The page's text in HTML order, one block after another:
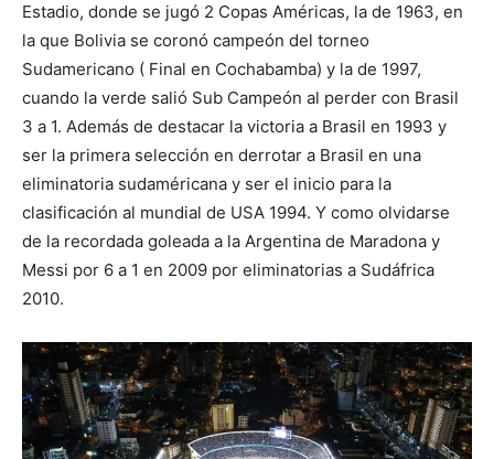
Estadio, donde se jugó 2 Copas Américas, la de 1963, en
la que Bolivia se coronó campeón del torneo
Sudamericano ( Final en Cochabamba) y la de 1997,
cuando la verde salió Sub Campeón al perder con Brasil
3 a 1. Además de destacar la victoria a Brasil en 1993 y
ser la primera selección en derrotar a Brasil en una
eliminatoria sudaméricana y ser el inicio para la
clasificación al mundial de USA 1994. Y como olvidarse
de la recordada goleada a la Argentina de Maradona y
Messi por 6 a 1 en 2009 por eliminatorias a Sudáfrica
2010.